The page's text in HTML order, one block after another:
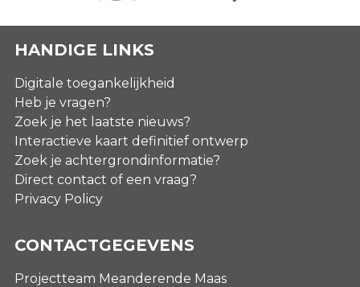
HANDIGE LINKS
Digitale toegankelijkheid
Heb je vragen?
Zoek je het laatste nieuws?
Interactieve kaart definitief ontwerp
Zoek je achtergrondinformatie?
Direct contact of een vraag?
Privacy Policy
CONTACTGEGEVENS
Projectteam Meanderende Maas